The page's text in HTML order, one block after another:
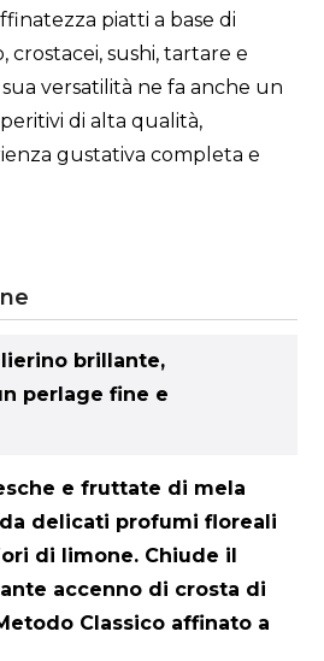
piatti a base di
crostacei, sushi, tartare e
versatilità ne fa anche un
di alta qualità,
gustativa completa e
brillante,
perlage fine e
e fruttate di mela
delicati profumi floreali
di limone. Chiude il
accenno di crosta di
Classico affinato a